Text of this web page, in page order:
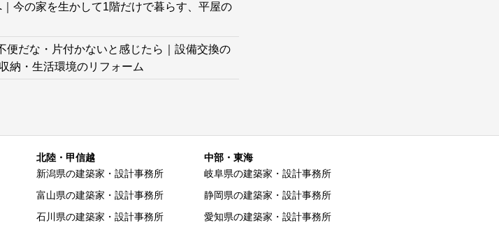
今の家を生かして1階だけで暮らす、平屋の
便だな・片付かないと感じたら｜設備交換の
納・生活環境のリフォーム
北陸・甲信越
新潟県の建築家・設計事務所
富山県の建築家・設計事務所
石川県の建築家・設計事務所
中部・東海
岐阜県の建築家・設計事務所
静岡県の建築家・設計事務所
愛知県の建築家・設計事務所